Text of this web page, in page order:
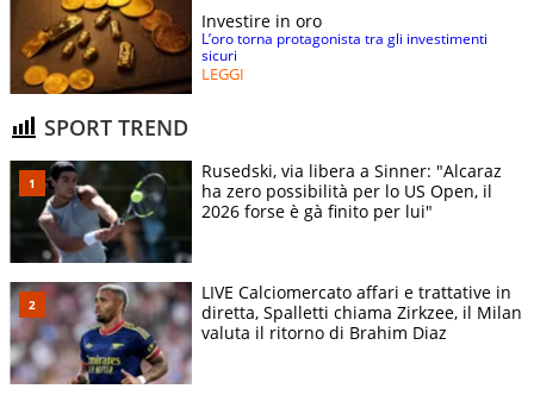
Investire in oro
L’oro torna protagonista tra gli investimenti
sicuri
LEGGI
SPORT TREND
Rusedski, via libera a Sinner: "Alcaraz
ha zero possibilità per lo US Open, il
2026 forse è gà finito per lui"
LIVE Calciomercato affari e trattative in
diretta, Spalletti chiama Zirkzee, il Milan
valuta il ritorno di Brahim Diaz